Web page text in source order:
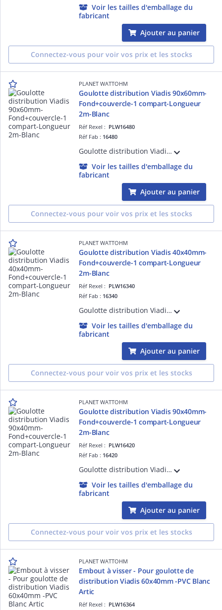
Voir les tailles d'emballage du
fabricant
Ajouter au panier
Connectez-vous pour voir vos prix et les stocks
PLANET WATTOHM
Goulotte distribution Viadis 90x60mm-
Fond+couvercle-1 compart-Longueur
2m-Blanc
Réf Rexel : PLW16480
Réf Fab : 16480
Goulotte distribution Viadis 90x60mm-Fond+couvercle-1 compart-Longueur 2m-Blanc
Voir les tailles d'emballage du
fabricant
Ajouter au panier
Connectez-vous pour voir vos prix et les stocks
PLANET WATTOHM
Goulotte distribution Viadis 40x40mm-
Fond+couvercle-1 compart-Longueur
2m-Blanc
Réf Rexel : PLW16340
Réf Fab : 16340
Goulotte distribution Viadis 40x40mm-Fond+couvercle-1 compart-Longueur 2m-Blanc
Voir les tailles d'emballage du
fabricant
Ajouter au panier
Connectez-vous pour voir vos prix et les stocks
PLANET WATTOHM
Goulotte distribution Viadis 90x40mm-
Fond+couvercle-1 compart-Longueur
2m-Blanc
Réf Rexel : PLW16420
Réf Fab : 16420
Goulotte distribution Viadis 90x40mm-Fond+couvercle-1 compart-Longueur 2m-Blanc
Voir les tailles d'emballage du
fabricant
Ajouter au panier
Connectez-vous pour voir vos prix et les stocks
PLANET WATTOHM
Embout à visser - Pour goulotte de
distribution Viadis 60x40mm -PVC Blanc
Artic
Réf Rexel : PLW16364